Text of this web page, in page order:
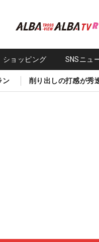
ショッピング SNSニュ
ン 削り出しの打感が秀